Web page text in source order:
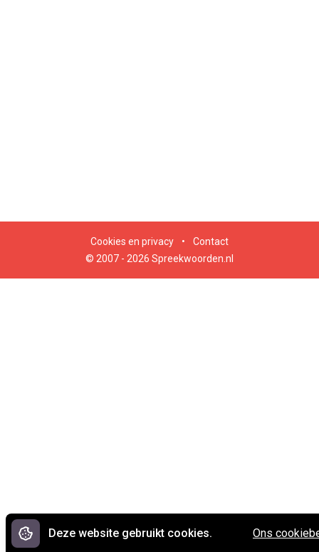
Cookies en privacy •
Contact
© 2007 - 2026 Spreekwoorden.nl
Deze website gebruikt cookies. Ons